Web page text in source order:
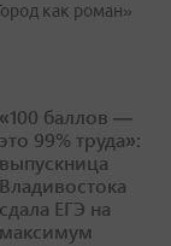
как роман»
«100 баллов —
это 99% труда»:
выпускница
Владивостока
сдала ЕГЭ на
максимум